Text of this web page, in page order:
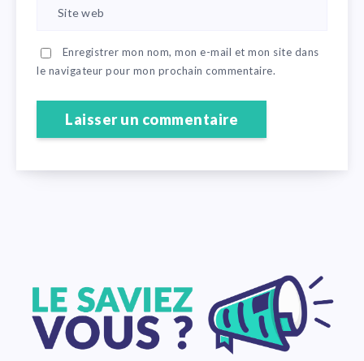
Enregistrer mon nom, mon e-mail et mon site dans
le navigateur pour mon prochain commentaire.